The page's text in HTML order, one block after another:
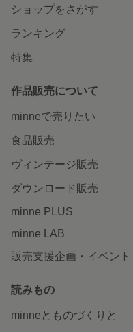
ショップをさがす
ランキング
特集
作品販売について
minneで売りたい
食品販売
ヴィンテージ販売
ダウンロード販売
minne PLUS
minne LAB
販売支援企画・イベント
読みもの
minneとものづくりと